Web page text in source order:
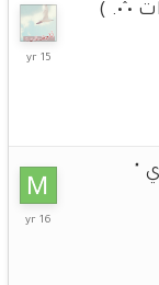
•ˆ•. )
20
"
24